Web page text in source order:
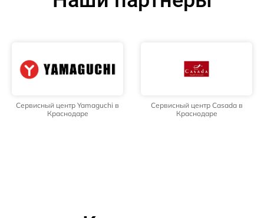
Сервисный центр Yamaguchi в
Краснодаре
Сервисный центр Casada в
Краснодаре